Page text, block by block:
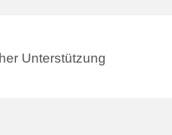
Unterstützung